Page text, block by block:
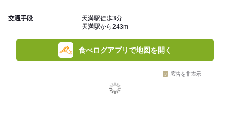
交通手段
天満駅徒歩3分
天満駅から243m
食べログアプリで地図を開く
広告を非表示